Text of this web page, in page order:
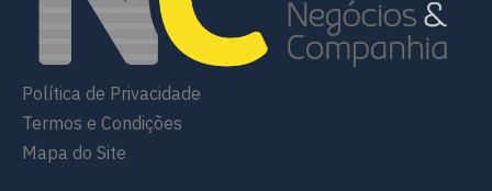
Política de Privacidade
Termos e Condições
Mapa do Site